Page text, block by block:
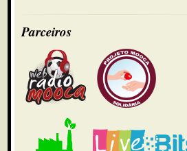
Parceiros